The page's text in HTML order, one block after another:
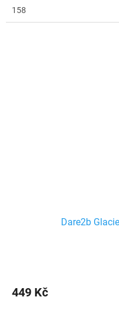
158
Dare2b
449 Kč